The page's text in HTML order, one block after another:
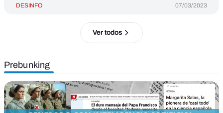
DESINFO 07/03/2023
Ver todos
Prebunking